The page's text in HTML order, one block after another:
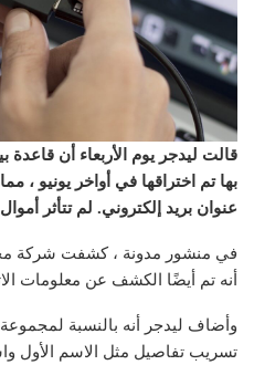
قالت ليدجر يوم الأربعاء أن قاعدة
بها تم اختراقها في أواخر يونيو ،
عنوان بريد إلكتروني. لم تتأثر
في منشور مدونة ، كشفت شركة
أنه تم أيضًا الكشف عن معلومات
تسريب تفاصيل مثل الاسم الأول